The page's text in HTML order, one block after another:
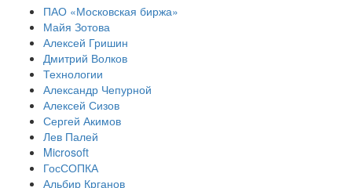
ПАО «Московская биржа»
Майя Зотова
Алексей Гришин
Дмитрий Волков
Технологии
Александр Чепурной
Алексей Сизов
Сергей Акимов
Лев Палей
Microsoft
ГосСОПКА
Альбир Крганов